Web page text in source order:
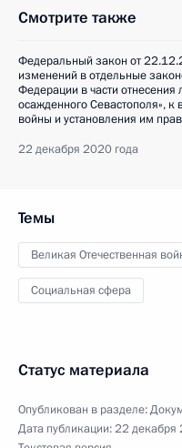
Смотрите также
Федеральный закон от
изменений в отдельные
Федерации в части
осажденного Севастополя», к
войны и установления им
22 декабря 2020 года
Темы
Великая Отечественная
Социальная сфера
Статус материала
Опубликован в разделе:
Дата публикации:22 декабря